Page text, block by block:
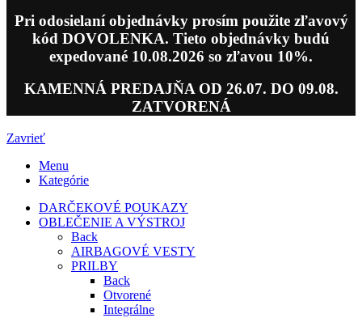
Pri odosielaní objednávky prosím použite zľavový
kód DOVOLENKA. Tieto objednávky budú
expedované 10.08.2026 so zľavou 10%.
KAMENNÁ PREDAJŇA OD 26.07. DO 09.08.
ZATVORENÁ
Zavrieť
Menu
Kategórie
DARČEKOVÉ POUKAZY
OBLEČENIE A VÝSTROJ
Back
AIRBAGOVÉ VESTY
PRILBY
Back
Otvorené
Integrálne